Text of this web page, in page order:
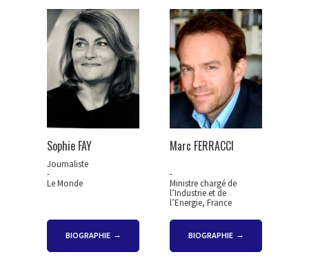
Sophie FAY
Journaliste
-
Le Monde
BIOGRAPHIE
Marc FERRACCI
-
Ministre chargé de
l’Industrie et de
l’Energie, France
BIOGRAPHIE